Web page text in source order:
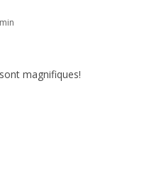
magnifiques!